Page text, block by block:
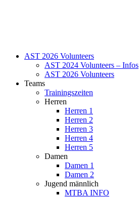
AST 2026 Volunteers
AST 2024 Volunteers – Infos
AST 2026 Volunteers
Teams
Trainingszeiten
Herren
Herren 1
Herren 2
Herren 3
Herren 4
Herren 5
Damen
Damen 1
Damen 2
Jugend männlich
MTBA INFO